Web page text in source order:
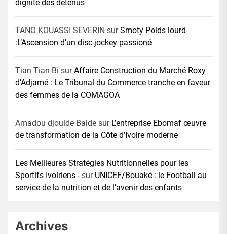
dignité des détenus
TANO KOUASSI SEVERIN surSmoty Poids lourd
:L’Ascension d’un disc-jockey passioné
Tian Tian Bi surAffaire Construction du Marché Roxy
d’Adjamé : Le Tribunal du Commerce tranche en faveur
des femmes de la COMAGOA
Amadou djoulde Balde sur L’entreprise Ebomaf œuvre
de transformation de la Côte d’Ivoire moderne
Les Meilleures Stratégies Nutritionnelles pour les
Sportifs Ivoiriens -sur UNICEF/Bouaké : le Football au
service de la nutrition et de l’avenir des enfants
Archives